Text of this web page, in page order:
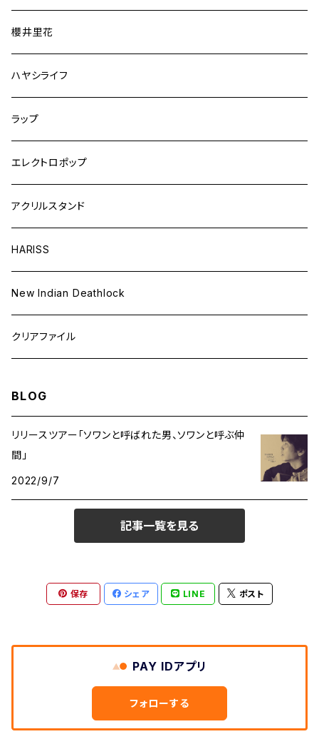
櫻井里花
ハヤシライフ
ラップ
エレクトロポップ
アクリルスタンド
HARISS
New Indian Deathlock
クリアファイル
BLOG
リリースツアー「ソワンと呼ばれた男、ソワンと呼ぶ仲
間」
2022/9/7
記事一覧を見る
保存 シェア LINE ポスト
PAY IDアプリ
フォローする